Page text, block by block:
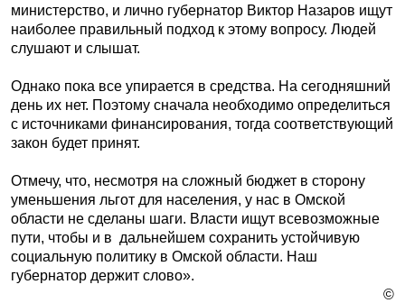
министерство, и лично губернатор Виктор Назаров ищут
наиболее правильный подход к этому вопросу. Людей
слушают и слышат.
Однако пока все упирается в средства. На сегодняшний
день их нет. Поэтому сначала необходимо определиться
с источниками финансирования, тогда соответствующий
закон будет принят.
Отмечу, что, несмотря на сложный бюджет в сторону
уменьшения льгот для населения, у нас в Омской
области не сделаны шаги. Власти ищут всевозможные
пути, чтобы и в дальнейшем сохранить устойчивую
социальную политику в Омской области. Наш
губернатор держит слово».
©